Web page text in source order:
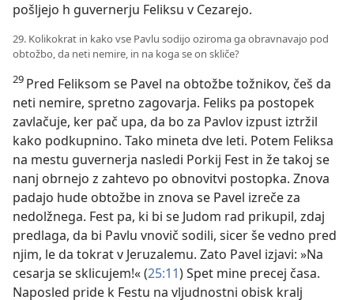
pošljejo h guvernerju Feliksu v Cezarejo.
29. Kolikokrat in kako vse Pavlu sodijo oziroma ga obravnavajo pod
obtožbo, da neti nemire, in na koga se on skliče?
29 Pred Feliksom se Pavel na obtožbe tožnikov, češ da
neti nemire, spretno zagovarja. Feliks pa postopek
zavlačuje, ker pač upa, da bo za Pavlov izpust iztržil
kako podkupnino. Tako mineta dve leti. Potem Feliksa
na mestu guvernerja nasledi Porkij Fest in že takoj se
nanj obrnejo z zahtevo po obnovitvi postopka. Znova
padajo hude obtožbe in znova se Pavel izreče za
nedolžnega. Fest pa, ki bi se Judom rad prikupil, zdaj
predlaga, da bi Pavlu vnovič sodili, sicer še vedno pred
njim, le da tokrat v Jeruzalemu. Zato Pavel izjavi: »Na
cesarja se sklicujem!« (25:11) Spet mine precej časa.
Naposled pride k Festu na vljudnostni obisk kralj